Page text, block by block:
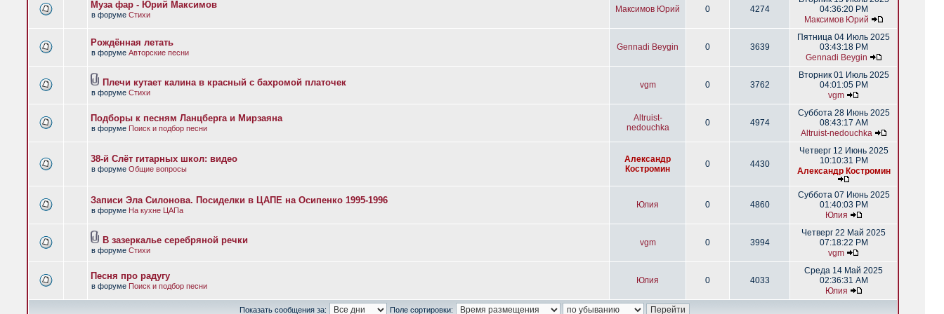
Муза фар - Юрий Максимов
в форуме Стихи
Максимов Юрий 0 4274
04:36:20 PM
Максимов Юрий
Рождённая летать
в форуме Авторские песни
Gennadi Beygin 0 3639
Пятница 04 Июль 2025
03:43:18 PM
Gennadi Beygin
Плечи кутает калина в красный с бахромой платочек
в форуме Стихи
vgm 0 3762
Вторник 01 Июль 2025
04:01:05 PM
vgm
Подборы к песням Ланцберга и Мирзаяна
в форуме Поиск и подбор песни
Altruist-
nedouchka
0 4974
Суббота 28 Июнь 2025
08:43:17 AM
Altruist-nedouchka
38-й Слёт гитарных школ: видео
в форуме Общие вопросы
Александр
Костромин
0 4430
Четверг 12 Июнь 2025
10:10:31 PM
Александр Костромин
Записи Эла Силонова. Посиделки в ЦАПЕ на Осипенко 1995-1996
в форуме На кухне ЦАПа
Юлия 0 4860
Суббота 07 Июнь 2025
01:40:03 PM
Юлия
В зазеркалье серебряной речки
в форуме Стихи
vgm 0 3994
Четверг 22 Май 2025
07:18:22 PM
vgm
Песня про радугу
в форуме Поиск и подбор песни
Юлия 0 4033
Среда 14 Май 2025
02:36:31 AM
Юлия
Показать сообщения за: Поле сортировки: